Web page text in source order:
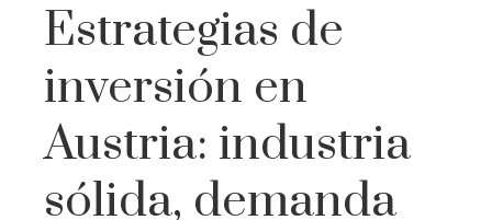
Estrategias de
inversión en
Austria: industria
sólida, demanda